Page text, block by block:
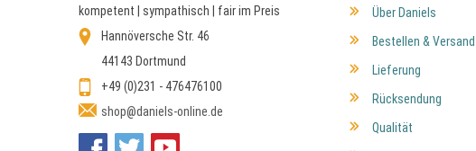
kompetent | sympathisch | fair im Preis
Hannöversche Str. 46
44143 Dortmund
+49 (0)231 - 476476100
shop@daniels-online.de
Über Daniels
Bestellen & Versand
Lieferung
Rücksendung
Qualität